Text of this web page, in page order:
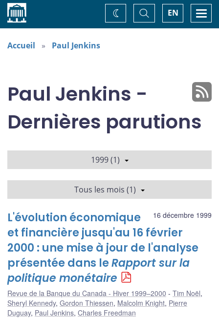
Accueil EN
Basculer
la
recherche
Changez
de
Accueil Paul Jenkins
Paul Jenkins -
Dernières parutions
1999 (1)
Tous les mois (1)
16 décembre 1999
L'évolution économique
et financière jusqu'au 16 février
2000 : une mise à jour de l'analyse
présentée dans leRapport sur la
politique monétaire
Revue de la Banque du Canada - Hiver 1999–2000 Tim Noël,
Sheryl Kennedy, Gordon Thiessen, Malcolm Knight, Pierre
Duguay, Paul Jenkins, Charles Freedman